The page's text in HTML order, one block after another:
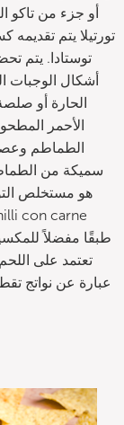
أو جزء من تاكو
تورتيلا يتم تقديمه
توستادا. يتم
أشكال الوجبات
الحارة أو
الأحمر
الطماطم
سميكة من
طبقًا مفضلاً
تعتمد على
عبارة عن نواتج